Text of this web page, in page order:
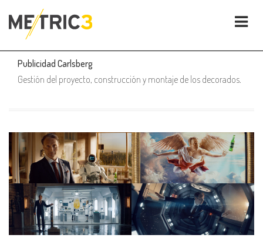
Publicidad Carlsberg
Gestión del proyecto, construcción y montaje de los decorados.